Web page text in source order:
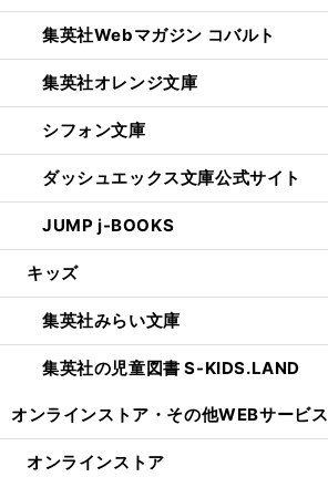
集英社Webマガジン コバルト
集英社オレンジ文庫
シフォン文庫
ダッシュエックス文庫公式サイト
JUMP j-BOOKS
キッズ
集英社みらい文庫
集英社の児童図書 S-KIDS.LAND
オンラインストア・ その他WEBサービス
オンラインストア